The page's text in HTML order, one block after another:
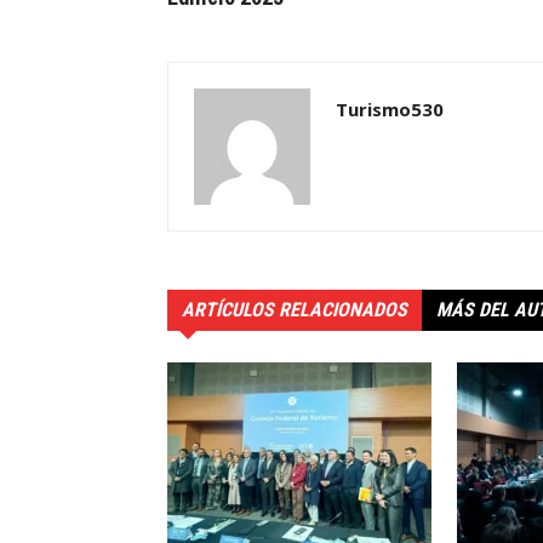
Turismo530
ARTÍCULOS RELACIONADOS MÁS DEL